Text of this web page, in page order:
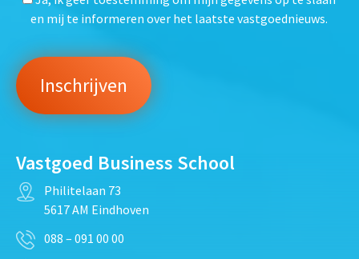
en mij te informeren over het laatste vastgoednieuws.
Vastgoed Business School
Philitelaan 73
5617 AM Eindhoven
088 – 091 00 00